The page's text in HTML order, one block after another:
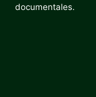
documentales.